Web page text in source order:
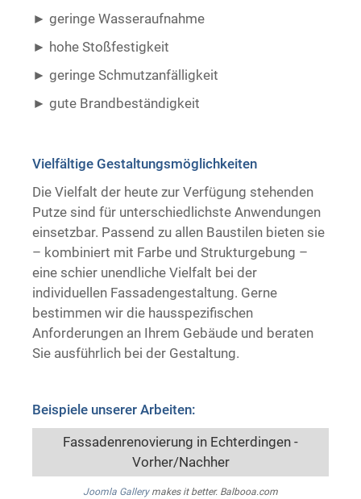
geringe Wasseraufnahme
hohe Stoßfestigkeit
geringe Schmutzanfälligkeit
gute Brandbeständigkeit ​ ​
Vielfältige Gestaltungsmöglichkeiten
Die Vielfalt der heute zur Verfügung stehenden
Putze sind für unterschiedlichste Anwendungen
einsetzbar. Passend zu allen Baustilen bieten sie
– kombiniert mit Farbe und Strukturgebung –
eine schier unendliche Vielfalt bei der
individuellen Fassadengestaltung. Gerne
bestimmen wir die hausspezifischen
Anforderungen an Ihrem Gebäude und beraten
Sie ausführlich bei der Gestaltung.
Beispiele unserer Arbeiten:
Fassadenrenovierung in Echterdingen -
Vorher/Nachher
Joomla Gallerymakes it better. Balbooa.com